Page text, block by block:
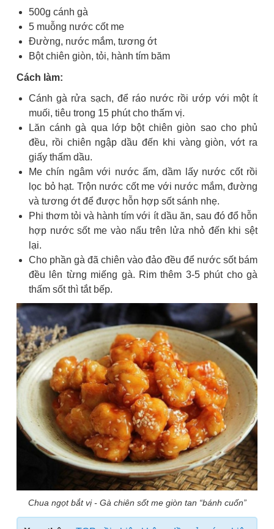
500g cánh gà
5 muỗng nước cốt me
Đường, nước mắm, tương ớt
Bột chiên giòn, tỏi, hành tím băm
Cách làm:
Cánh gà rửa sạch, để ráo nước rồi ướp với một ít
muối, tiêu trong 15 phút cho thấm vị.
Lăn cánh gà qua lớp bột chiên giòn sao cho phủ
đều, rồi chiên ngập dầu đến khi vàng giòn, vớt ra
giấy thấm dầu.
Me chín ngâm với nước ấm, dầm lấy nước cốt rồi
lọc bỏ hạt. Trộn nước cốt me với nước mắm, đường
và tương ớt để được hỗn hợp sốt sánh nhẹ.
Phi thơm tỏi và hành tím với ít dầu ăn, sau đó đổ hỗn
hợp nước sốt me vào nấu trên lửa nhỏ đến khi sệt
lại.
Cho phần gà đã chiên vào đảo đều để nước sốt bám
đều lên từng miếng gà. Rim thêm 3-5 phút cho gà
thấm sốt thì tắt bếp.
Chua ngọt bắt vị - Gà chiên sốt me giòn tan “bánh cuốn”